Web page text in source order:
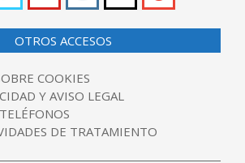
OTROS ACCESOS
COOKIES
Y AVISO LEGAL
DE TRATAMIENTO